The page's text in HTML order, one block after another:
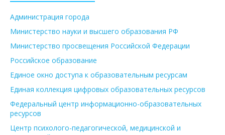
Администрация города
Министерство науки и высшего образования РФ
Министерство просвещения Российской Федерации
Российское образование
Единое окно доступа к образовательным ресурсам
Единая коллекция цифровых образовательных ресурсов
Федеральный центр информационно-образовательных
ресурсов
Центр психолого-педагогической, медицинской и